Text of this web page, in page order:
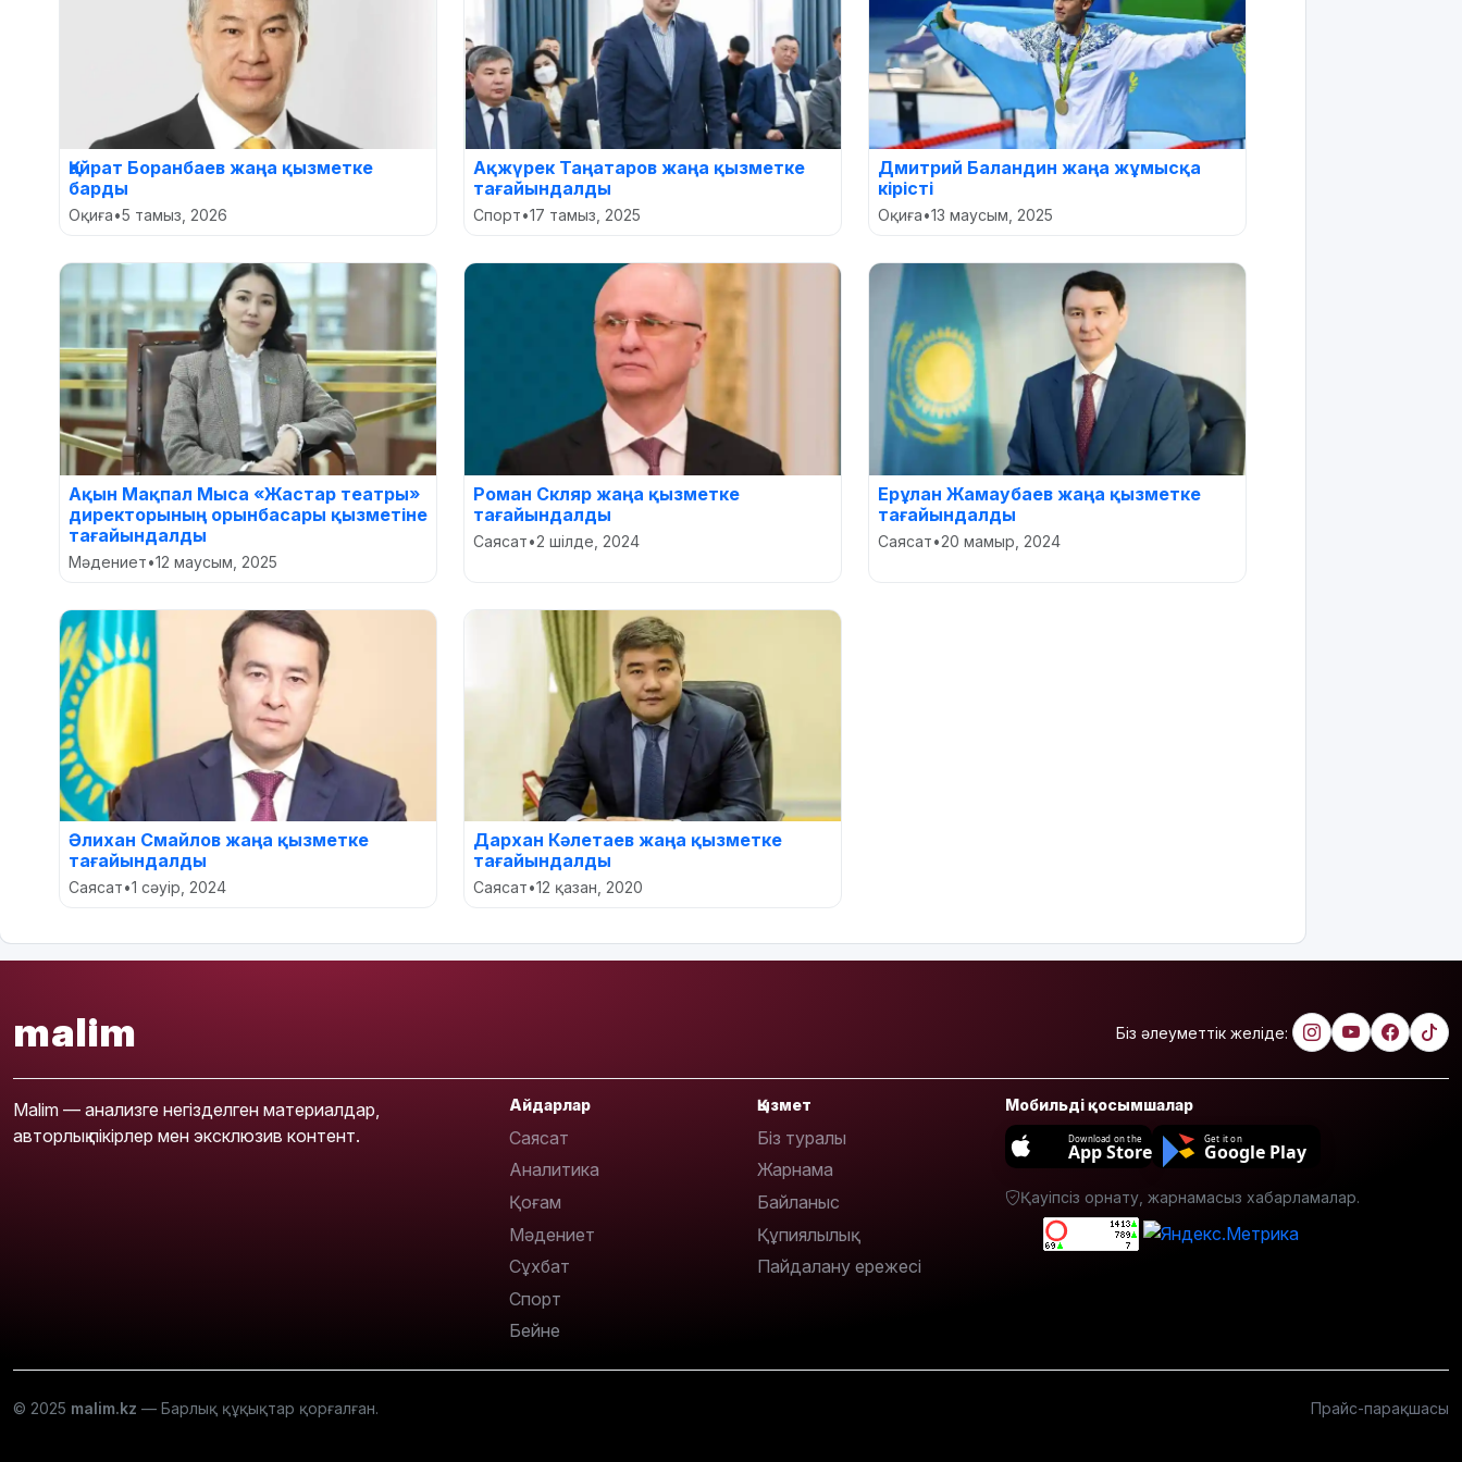
Қайрат Боранбаев жаңа қызметке
барды
Оқиға•5 тамыз, 2026
Ақжүрек Таңатаров жаңа қызметке
тағайындалды
Спорт•17 тамыз, 2025
Дмитрий Баландин жаңа жұмысқа
кірісті
Оқиға•13 маусым, 2025
Ақын Мақпал Мыса «Жастар театры»
директорының орынбасары қызметіне
тағайындалды
Мәдениет•12 маусым, 2025
Роман Скляр жаңа қызметке
тағайындалды
Саясат•2 шілде, 2024
Ерұлан Жамаубаев жаңа қызметке
тағайындалды
Саясат•20 мамыр, 2024
Әлихан Смайлов жаңа қызметке
тағайындалды
Саясат•1 сәуір, 2024
Дархан Кәлетаев жаңа қызметке
тағайындалды
Саясат•12 қазан, 2020
malim Біз әлеуметтік желіде:
Malim — анализге негізделген материалдар,
авторлық пікірлер мен эксклюзив контент.
Айдарлар
Саясат
Аналитика
Қоғам
Мәдениет
Сұхбат
Спорт
Бейне
Қызмет
Біз туралы
Жарнама
Байланыс
Құпиялылық
Пайдалану ережесі
Мобильді қосымшалар
Download on the
App Store
Get it on
Google Play
Қауіпсіз орнату, жарнамасыз хабарламалар.
© 2025 malim.kz — Барлық құқықтар қорғалған. Прайс-парақшасы